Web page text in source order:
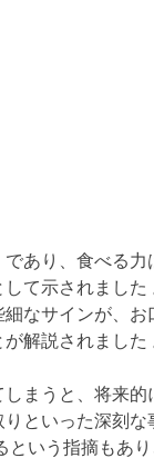
あり、食べる力
て示されました
なサインが、お
解説されました
まうと、将来的
といった深刻な
という指摘もあ